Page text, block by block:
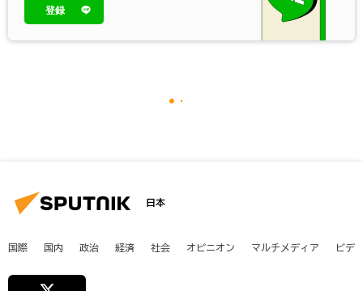
登録
日本
国際 国内 政治 経済 社会 オピニオン マルチメディア ビデ